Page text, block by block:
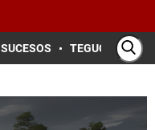
SUCESOS TEGUCIGALPA